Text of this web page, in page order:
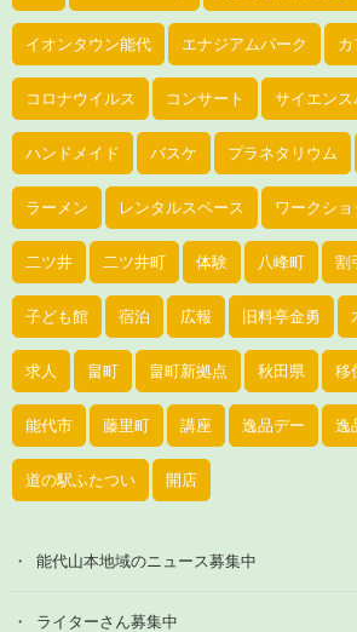
イオンタウン能代 エナジアムパーク カ
コロナウイルス コンサート サイエンス
ハンドメイド バスケ プラネタリウム
ラーメン レンタルスペース ワークシ
二ツ井 二ツ井町 体験 八峰町 割
子ども館 宿泊 広報 旧料亭金勇
求人 畠町 畠町新拠点 秋田県 移
能代市 藤里町 講座 逸品デー 逸
道の駅ふたつい 開店
能代山本地域のニュース募集中
ライターさん募集中